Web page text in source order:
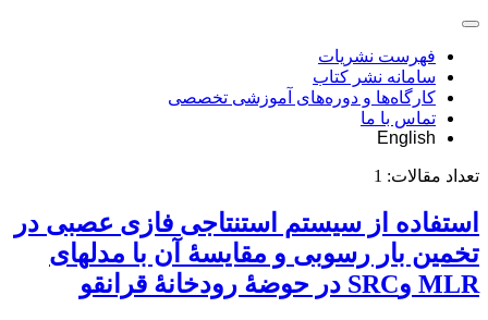
فهرست نشریات
سامانه نشر کتاب
کارگاه‌ها و دوره‌های آموزشی تخصصی
تماس با ما
English
تعداد مقالات: 1
استفاده از سیستم استنتاجی فازی عصبی در
تخمین بار رسوبی و مقایسۀ آن با مدل‎های
MLR وSRC در حوضۀ رودخانۀ قرانقو